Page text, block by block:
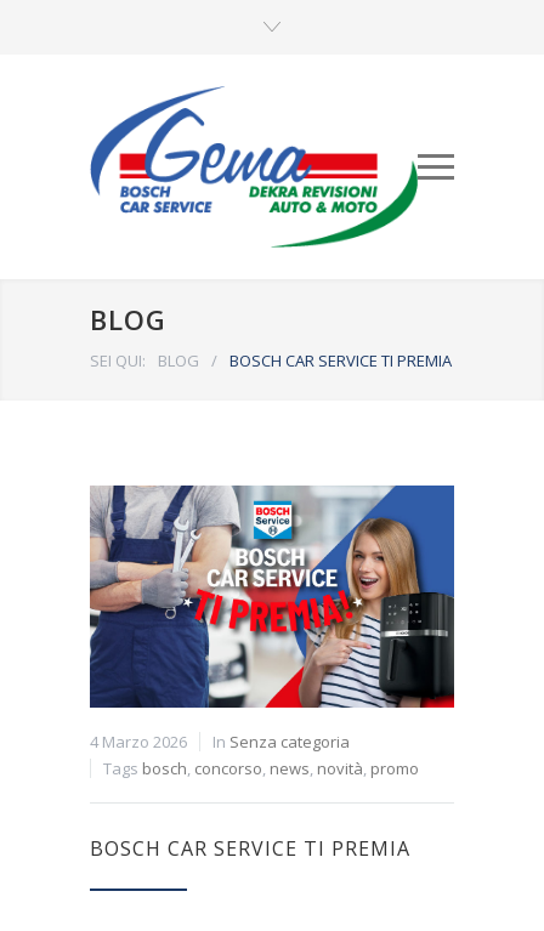
BLOG
SEI QUI: BLOG / BOSCH CAR SERVICE TI PREMIA
4 Marzo 2026 In Senza categoria
Tags bosch, concorso, news, novità, promo
BOSCH CAR SERVICE TI PREMIA